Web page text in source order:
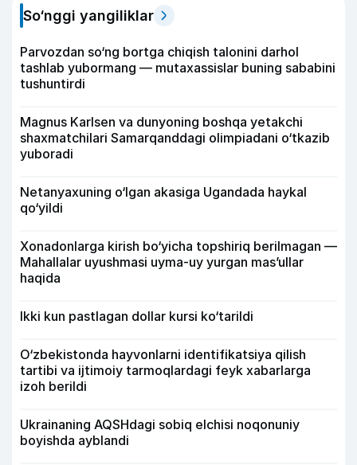
So‘nggi yangiliklar
Parvozdan so‘ng bortga chiqish talonini darhol
tashlab yubormang — mutaxassislar buning sababini
tushuntirdi
Magnus Karlsen va dunyoning boshqa yetakchi
shaxmatchilari Samarqanddagi olimpiadani o‘tkazib
yuboradi
Netanyaxuning o‘lgan akasiga Ugandada haykal
qo‘yildi
Xonadonlarga kirish bo‘yicha topshiriq berilmagan —
Mahallalar uyushmasi uyma-uy yurgan mas’ullar
haqida
Ikki kun pastlagan dollar kursi ko‘tarildi
O‘zbekistonda hayvonlarni identifikatsiya qilish
tartibi va ijtimoiy tarmoqlardagi feyk xabarlarga
izoh berildi
Ukrainaning AQSHdagi sobiq elchisi noqonuniy
boyishda ayblandi